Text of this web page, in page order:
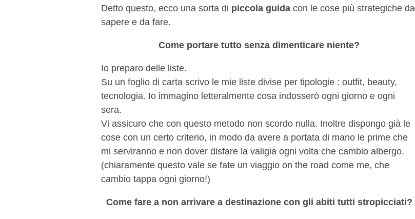
Detto questo, ecco una sorta di piccola guida con le cose più strategiche da
sapere e da fare.
Come portare tutto senza dimenticare niente?
Io preparo delle liste.
Su un foglio di carta scrivo le mie liste divise per tipologie : outfit, beauty,
tecnologia. Io immagino letteralmente cosa indosserò ogni giorno e ogni
sera.
Vi assicuro che con questo metodo non scordo nulla. Inoltre dispongo già le
cose con un certo criterio, in modo da avere a portata di mano le prime che
mi serviranno e non dover disfare la valigia ogni volta che cambio albergo.
(chiaramente questo vale se fate un viaggio on the road come me, che
cambio tappa ogni giorno!)
Come fare a non arrivare a destinazione con gli abiti tutti stropicciati?